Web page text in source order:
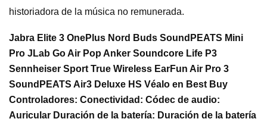
historiadora de la música no remunerada.
Jabra Elite 3 OnePlus Nord Buds SoundPEATS Mini
Pro JLab Go Air Pop Anker Soundcore Life P3
Sennheiser Sport True Wireless EarFun Air Pro 3
SoundPEATS Air3 Deluxe HS Véalo en Best Buy
Controladores: Conectividad: Códec de audio:
Auricular Duración de la batería: Duración de la batería